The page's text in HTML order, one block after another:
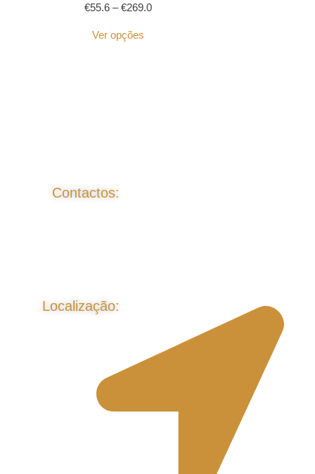
€55.6 – €269.0
Ver opções
Contactos:
Localização: